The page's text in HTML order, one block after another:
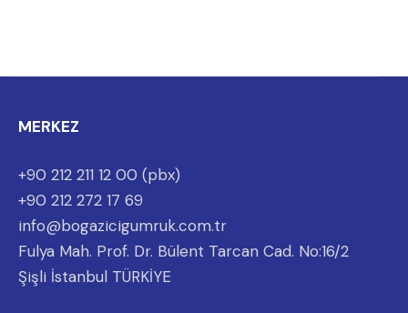
MERKEZ
+90 212 211 12 00 (pbx)
+90 212 272 17 69
info@bogazicigumruk.com.tr
Fulya Mah. Prof. Dr. Bülent Tarcan Cad. No:16/2
Şişli İstanbul TÜRKİYE